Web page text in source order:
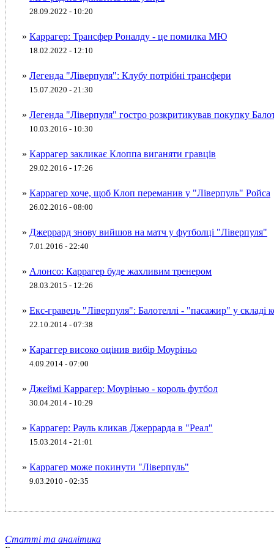
28.09.2022 - 10:20
» Каррагер: Трансфер Роналду - це помилка МЮ
18.02.2022 - 12:10
» Легенда "Ліверпуля": Клубу потрібні трансфери
15.07.2020 - 21:30
» Легенда "Ліверпуля" гостро розкритикував покупку
10.03.2016 - 10:30
» Каррагер закликає Клоппа виганяти гравців
29.02.2016 - 17:26
» Каррагер хоче, щоб Клоп переманив у "Ліверпуль" Ройса
26.02.2016 - 08:00
» Джеррард знову вийшов на матч у футболці "Ліверпуля"
7.01.2016 - 22:40
» Алонсо: Каррагер буде жахливим тренером
28.03.2015 - 12:26
» Екс-гравець "Ліверпуля": Балотеллі - "пасажир" у складі
22.10.2014 - 07:38
» Караггер високо оцінив вибір Моуріньо
4.09.2014 - 07:00
» Джеймі Каррагер: Моурінью - король футбол
30.04.2014 - 10:29
» Каррагер: Рауль кликав Джеррарда в "Реал"
15.03.2014 - 21:01
» Каррагер може покинути "Ліверпуль"
9.03.2010 - 02:35
Статті та аналітика